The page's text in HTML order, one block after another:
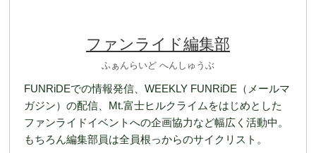
ファンライド編集部
ふぁんらいど へんしゅうぶ
FUNRiDEでの情報発信、WEEKLY FUNRiDE（メールマ
ガジン）の配信、Mt.富士ヒルクライムをはじめとした
ファンライドイベントへの企画協力など幅広く活動中。
もちろん編集部員は全員根っからのサイクリスト。